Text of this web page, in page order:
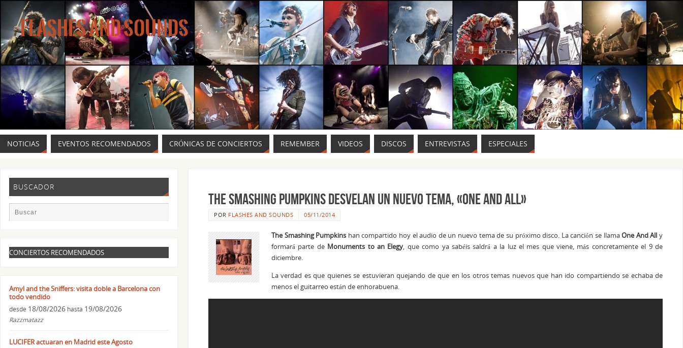
FLASHES AND SOUNDS
MÚSICA PARA LOS OJOS.
NOTICIAS EVENTOS RECOMENDADOS CRÓNICAS DE CONCIERTOS REMEMBER VIDEOS DISCOS ENTREVISTAS ESPECIALES
THE SMASHING PUMPKINS desvelan un nuevo tema, «One And All»
POR FLASHES AND SOUNDS 05/11/2014
The Smashing Pumpkins han compartido hoy el audio de un nuevo tema de su próximo disco. La canción se llamaOne And All y
formará parte de Monuments to an Elegy, que como ya sabéis saldrá a la luz el mes que viene, más concretamente el 9 de
diciembre.
La verdad es que quienes se estuvieran quejando de que en los otros temas nuevos que han ido compartiendo se echaba de
menos el guitarreo están de enhorabuena.
BUSCADOR
CONCIERTOS RECOMENDADOS
Amyl and the Sniffers: visita doble a Barcelona con
todo vendido
desde 18/08/2026 hasta 19/08/2026
Razzmatazz
LUCIFER actuaran en Madrid este Agosto